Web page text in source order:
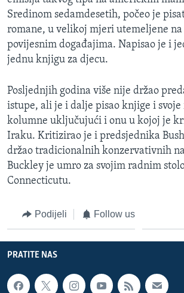
Sredinom sedamdesetih, počeo je
romane, u velikoj mjeri utemeljene
povijesnim događajima. Napisao je i
jednu knjigu za djecu.
Posljednjih godina više nije držao
istupe, ali je i dalje pisao knjige i svoje
kolumne uključujući i onu u kojoj je
Iraku. Kritizirao je i predsjednika
držao tradicionalnih konzervativnih
Buckley je umro za svojim radnim
Connecticutu.
Podijeli Follow us
PRATITE NAS